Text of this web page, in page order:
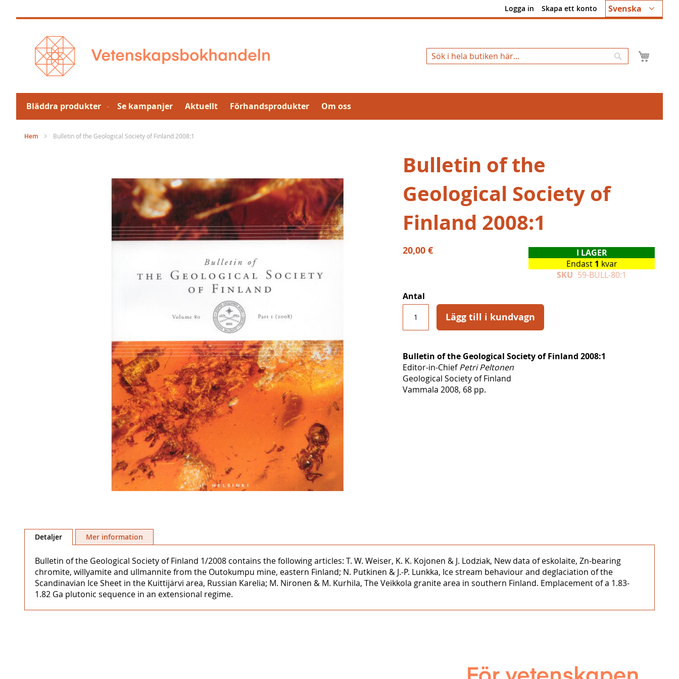
till
Språk
Svenska
Logga in Skapa ett konto
Sök
Bläddra produkter Se kampanjer Aktuellt Förhandsprodukter Om oss
Hem Bulletin of the Geological Society of Finland 2008:1
till
bildgalleriet
Bulletin of the
Geological Society of
Finland 2008:1
20,00 €
I LAGER
Endast 1 kvar
SKU 59-BULL-80:1
Antal
Lägg till i kundvagn
Bulletin of the Geological Society of Finland 2008:1
Editor-in-ChiefPetri Peltonen
Geological Society of Finland
Vammala 2008, 68 pp.
Detaljer
Bulletin of the Geological Society of Finland 1/2008 contains the following articles: T. W. Weiser, K. K. Kojonen & J. Lodziak, New data of eskolaite, Zn-bearing
chromite, willyamite and ullmannite from the Outokumpu mine, eastern Finland; N. Putkinen & J.-P. Lunkka, Ice stream behaviour and deglaciation of the
Scandinavian Ice Sheet in the Kuittijärvi area, Russian Karelia; M. Nironen & M. Kurhila, The Veikkola granite area in southern Finland. Emplacement of a 1.83-
1.82 Ga plutonic sequence in an extensional regime.
Mer information